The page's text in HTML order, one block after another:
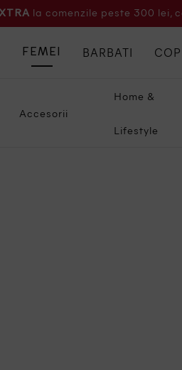
la comenzile peste 300 lei,
Accesorii
Home &
Lifestyle
FEMEI BARBATI